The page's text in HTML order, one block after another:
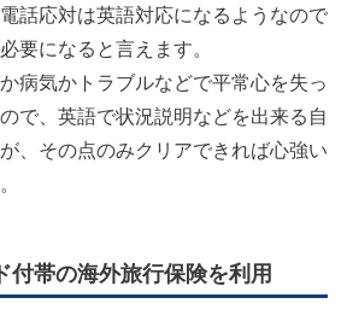
話応対は英語対応になるようなので
要になると言えます。
病気かトラブルなどで平常心を失っ
で、英語で状況説明などを出来る自
、その点のみクリアできれば心強い
付帯の海外旅行保険を利用